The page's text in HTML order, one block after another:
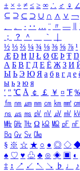
± × ÷ ≠ ≤ ≥ ∞ ∴ ♂ ♀ ∠
⊆ ⊇ ⊂ ⊃ ∪ ∩ ∧ ∨ ￢
、
。 · ‥ … ¨ 〃 ―
；
？ ＾ ｀
½ ⅓ ⅔ ¼ ¾ ⅛ ⅜ ⅝ ⅞ ¹
Æ Ð Ħ Ĳ Ł Ø Œ Þ Ŧ Ŋ
А Б В Г Д Е Ё Ж З И
Ы Ь Э Ю Я а б в г д е
ы ь э ю я
′ ″ ℃ Å ￠ ￡ ￥ ¤ ℉
㎙ ㎚ ㎛ ㎜ ㎝ ㎞ ㎟
㎱ ㎲ ㎳ ㎴ ㎵ ㎶ ㎷ ㎸
㎒ ㎓ ㎔ Ω ㏀ ㏁ ㎊ ㎋
㏃ ㏉ ㏜ ㏆
§ ※ ☆ ★ ○ ● ◎ ◇
♠ ♡ ♥ ♧ ♣ ⊙ ◈ ▣ ◐
‡ ↕ ↗ ↙ ↖ ↘ ♭ ♩ ♪